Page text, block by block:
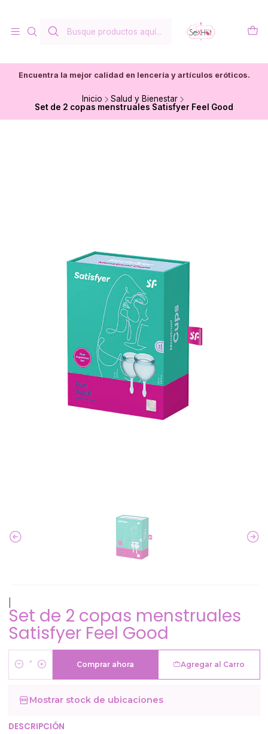
Encuentra la mejor calidad en lencería y artículos eróticos.
Inicio
Salud y Bienestar
Set de 2 copas menstruales Satisfyer Feel Good
Set de 2 copas menstruales
Satisfyer Feel Good
Cantidad
Agregar al Carro
Comprar ahora
Mostrar stock de ubicaciones
DESCRIPCIÓN